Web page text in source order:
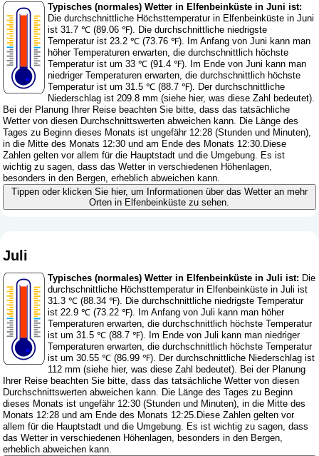
Typisches (normales) Wetter in Elfenbeinküste in Juni ist:
Die durchschnittliche Höchsttemperatur in Elfenbeinküste in Juni
ist 31.7 ℃ (89.06 ℉). Die durchschnittliche niedrigste
Temperatur ist 23.2 ℃ (73.76 ℉). Im Anfang von Juni kann man
höher Temperaturen erwarten, die durchschnittlich höchste
Temperatur ist um 33 ℃ (91.4 ℉). Im Ende von Juni kann man
niedriger Temperaturen erwarten, die durchschnittlich höchste
Temperatur ist um 31.5 ℃ (88.7 ℉). Der durchschnittliche
Niederschlag ist 209.8 mm (siehe hier, was diese Zahl bedeutet).
Bei der Planung Ihrer Reise beachten Sie bitte, dass das tatsächliche
Wetter von diesen Durchschnittswerten abweichen kann. Die Länge des
Tages zu Beginn dieses Monats ist ungefähr 12:28 (Stunden und Minuten),
in die Mitte des Monats 12:30 und am Ende des Monats 12:30.Diese
Zahlen gelten vor allem für die Hauptstadt und die Umgebung. Es ist
wichtig zu sagen, dass das Wetter in verschiedenen Höhenlagen,
besonders in den Bergen, erheblich abweichen kann.
Tippen oder klicken Sie hier, um Informationen über das Wetter an mehr
Orten in Elfenbeinküste zu sehen.
Juli
Typisches (normales) Wetter in Elfenbeinküste in Juli ist: Die
durchschnittliche Höchsttemperatur in Elfenbeinküste in Juli ist
31.3 ℃ (88.34 ℉). Die durchschnittliche niedrigste Temperatur
ist 22.9 ℃ (73.22 ℉). Im Anfang von Juli kann man höher
Temperaturen erwarten, die durchschnittlich höchste Temperatur
ist um 31.5 ℃ (88.7 ℉). Im Ende von Juli kann man niedriger
Temperaturen erwarten, die durchschnittlich höchste Temperatur
ist um 30.55 ℃ (86.99 ℉). Der durchschnittliche Niederschlag ist
112 mm (siehe hier, was diese Zahl bedeutet). Bei der Planung
Ihrer Reise beachten Sie bitte, dass das tatsächliche Wetter von diesen
Durchschnittswerten abweichen kann. Die Länge des Tages zu Beginn
dieses Monats ist ungefähr 12:30 (Stunden und Minuten), in die Mitte des
Monats 12:28 und am Ende des Monats 12:25.Diese Zahlen gelten vor
allem für die Hauptstadt und die Umgebung. Es ist wichtig zu sagen, dass
das Wetter in verschiedenen Höhenlagen, besonders in den Bergen,
erheblich abweichen kann.